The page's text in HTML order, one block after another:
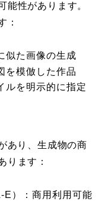
能性があります。
：
似た画像の生成
を模倣した作品
ルを明示的に指定
あり、生成物の商
ります：
）：商用利用可能